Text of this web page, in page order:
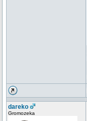
dareko
Gromozeka